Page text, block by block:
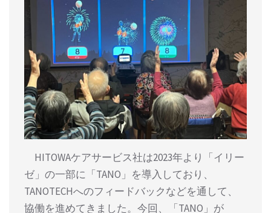
HITOWAケアサービス社は2023年より「イリー
ゼ」の一部に「TANO」を導入しており、
TANOTECHへのフィードバックなどを通して、
協働を進めてきました。今回、「TANO」が